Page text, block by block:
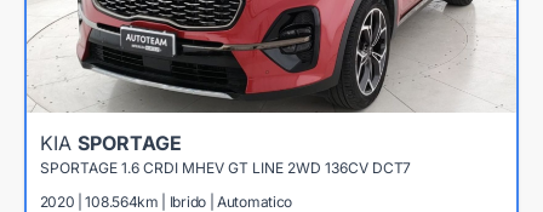
KIA SPORTAGE
SPORTAGE 1.6 CRDI MHEV GT LINE 2WD 136CV DCT7
2020 | 108.564km | Ibrido | Automatico